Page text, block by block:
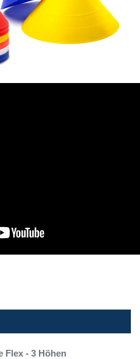
Flex - 3 Höhen